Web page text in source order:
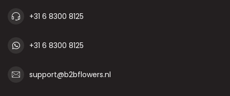
+31 6 8300 8125
+31 6 8300 8125
support@b2bflowers.nl